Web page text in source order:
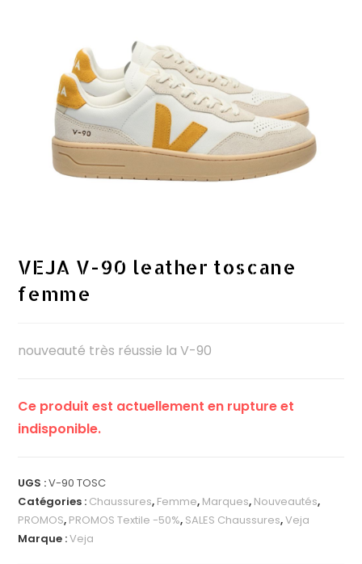
VEJA V-90 leather toscane
femme
nouveauté très réussie la V-90
Ce produit est actuellement en rupture et
indisponible.
UGS :V-90 TOSC
Catégories : Chaussures, Femme, Marques, Nouveautés,
PROMOS, PROMOS Textile -50%, SALES Chaussures,Veja
Marque :Veja